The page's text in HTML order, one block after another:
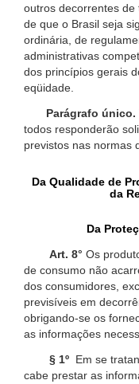
outros decorrentes
de que o Brasil seja
ordinária, de
administrativas
dos princípios gerais
eqüidade.
Parágrafo único.
todos responderão
previstos nas normas
Da Qualidade de
da
Da
Art. 8° Os
de consumo não
dos consumidores,
previsíveis em
obrigando-se os
as informações
§ 1º Em se
cabe prestar as